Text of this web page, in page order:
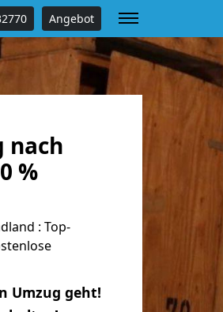
Angebot
nach
%
: Top-
Umzug geht!